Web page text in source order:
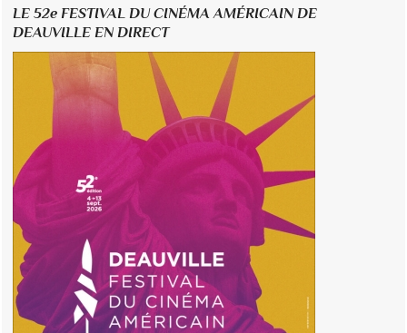
LE 52e FESTIVAL DU CINÉMA AMÉRICAIN DE
DEAUVILLE EN DIRECT